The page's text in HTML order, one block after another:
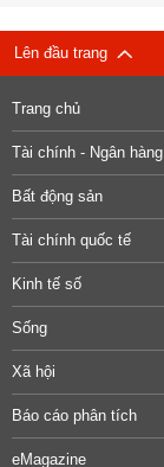
Lên đầu trang
Trang chủ
Tài chính - Ngân hàng
Bất động sản
Tài chính quốc tế
Kinh tế số
Sống
Xã hội
Báo cáo phân tích
eMagazine